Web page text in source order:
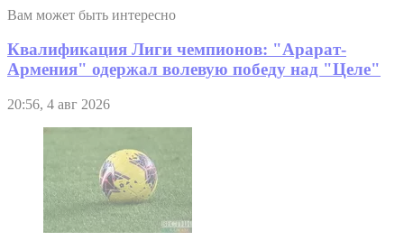
Вам может быть интересно
Квалификация Лиги чемпионов: "Арарат-
Армения" одержал волевую победу над "Целе"
20:56, 4 авг 2026